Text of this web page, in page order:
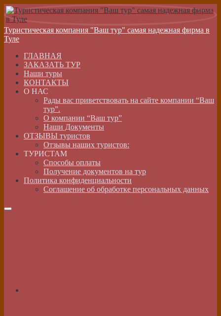
Туристическая компания "Ваш тур" самая надежная фирма в
Туле
ГЛАВНАЯ
ЗАКАЗАТЬ ТУР
Наши туры
КОНТАКТЫ
О НАС
Рады вас приветствовать на сайте компании “Ваш
тур”.
О компании “Ваш тур”
Наши Документы
ОТЗЫВЫ туристов
Отзывы наших туристов:
ТУРИСТАМ
Способы оплаты
Получение документов на тур
Политика конфиденциальности
Соглашение об обработке персональных данных